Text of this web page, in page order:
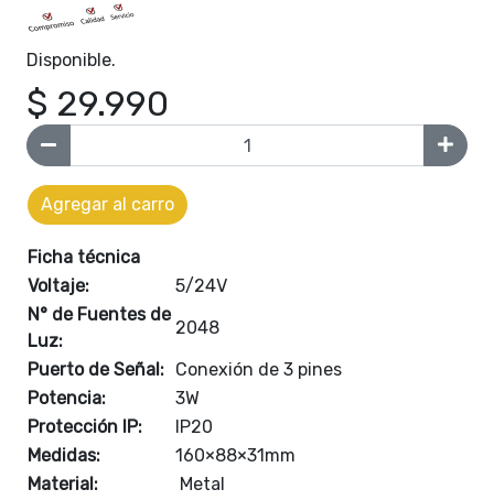
Disponible.
$ 29.990
Agregar al carro
Ficha técnica
Voltaje:
5/24V
N° de Fuentes de
Luz:
2048
Puerto de Señal: Conexión de 3 pines
Potencia:
3W
Protección IP:
IP20
Medidas:
160×88×31mm
Material:
Metal